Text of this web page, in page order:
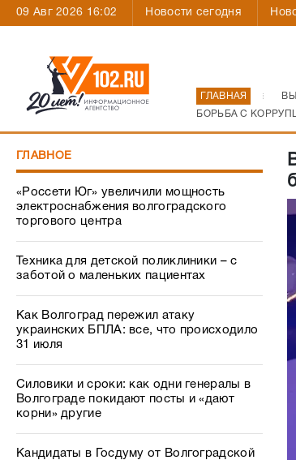
09 Авг 2026 16:02 Новости сегодня
ГЛАВНАЯ
БОРЬБА С
ГЛАВНОЕ
«Россети Юг» увеличили мощность
электроснабжения волгоградского
торгового центра
Техника для детской поликлиники – с
заботой о маленьких пациентах
Как Волгоград пережил атаку
украинских БПЛА: все, что происходило
31 июля
Силовики и сроки: как одни генералы в
Волгограде покидают посты и «дают
корни» другие
Кандидаты в Госдуму от Волгоградской